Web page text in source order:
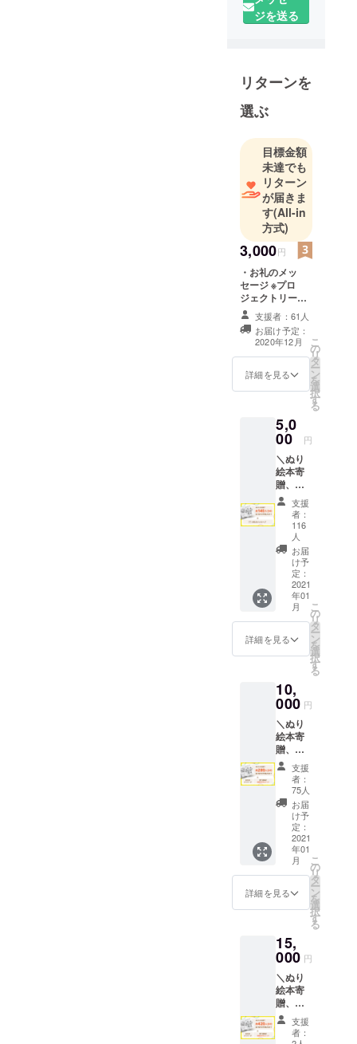
ん」プロ
ジェクト
コロナ禍の
て毎日を過
子どもたち
へぬりえ本
を送るプロ
ジェクトで
す。
プロジェク
トチーム
は、公務
員、医師、
起業家で構
成されてい
ます。
多くの子ど
レゼントで
きるように
頑張りま
ジを送る
リターンを
選ぶ
目標金額
未達でも
リターン
が届きま
す(All-in
方式)
3,000円
・お礼のメッ
セージ ※プロ
ジェクトリー
ダーの長尾か
ら、心を込めた
御礼のメールを
送付させていた
だきます。
支援者：61人
お届け予定：
2020年12月
詳細を見る
こ
の
リ
タ
ー
ン
を
選
択
す
る
5,0
00 円
＼ぬり
絵本寄
贈、約
140人分
相当／
・お礼
のメッ
セージ
・オリ
ジナル
マグ
ネット
・今回
制作す
るぬり
セット
支援
者：
116
人
お届
け予
定：
2021
年01
月
詳細を見る
こ
の
リ
タ
ー
ン
を
選
択
す
る
10,
000 円
＼ぬり
絵本寄
贈、約
280人分
相当／
・お礼
のメッ
セージ
・オリ
ジナル
マグ
ネット
・今回
制作す
るぬり
絵本に
のクレ
ジット
・今回
制作す
るぬり
絵本1冊
と色鉛
筆の
支援
者：
75人
お届
け予
定：
2021
年01
月
詳細を見る
こ
の
リ
タ
ー
ン
を
選
択
す
る
15,
000 円
＼ぬり
絵本寄
贈、約
420人分
相当／
・お礼
支援
者：